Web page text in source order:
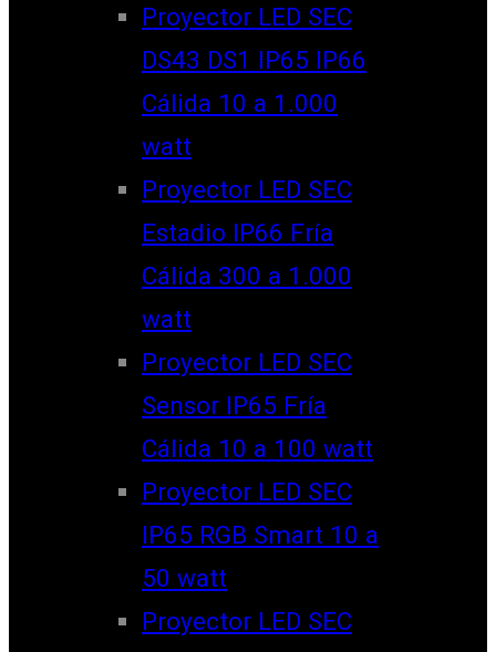
Proyector LED SEC
DS43 DS1 IP65 IP66
Cálida 10 a 1.000
watt
Proyector LED SEC
Estadio IP66 Fría
Cálida 300 a 1.000
watt
Proyector LED SEC
Sensor IP65 Fría
Cálida 10 a 100 watt
Proyector LED SEC
IP65 RGB Smart 10 a
50 watt
Proyector LED SEC